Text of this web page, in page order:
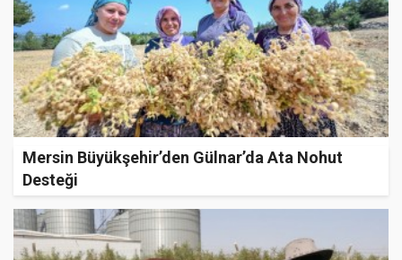
Mersin Büyükşehir’den Gülnar’da Ata Nohut
Desteği